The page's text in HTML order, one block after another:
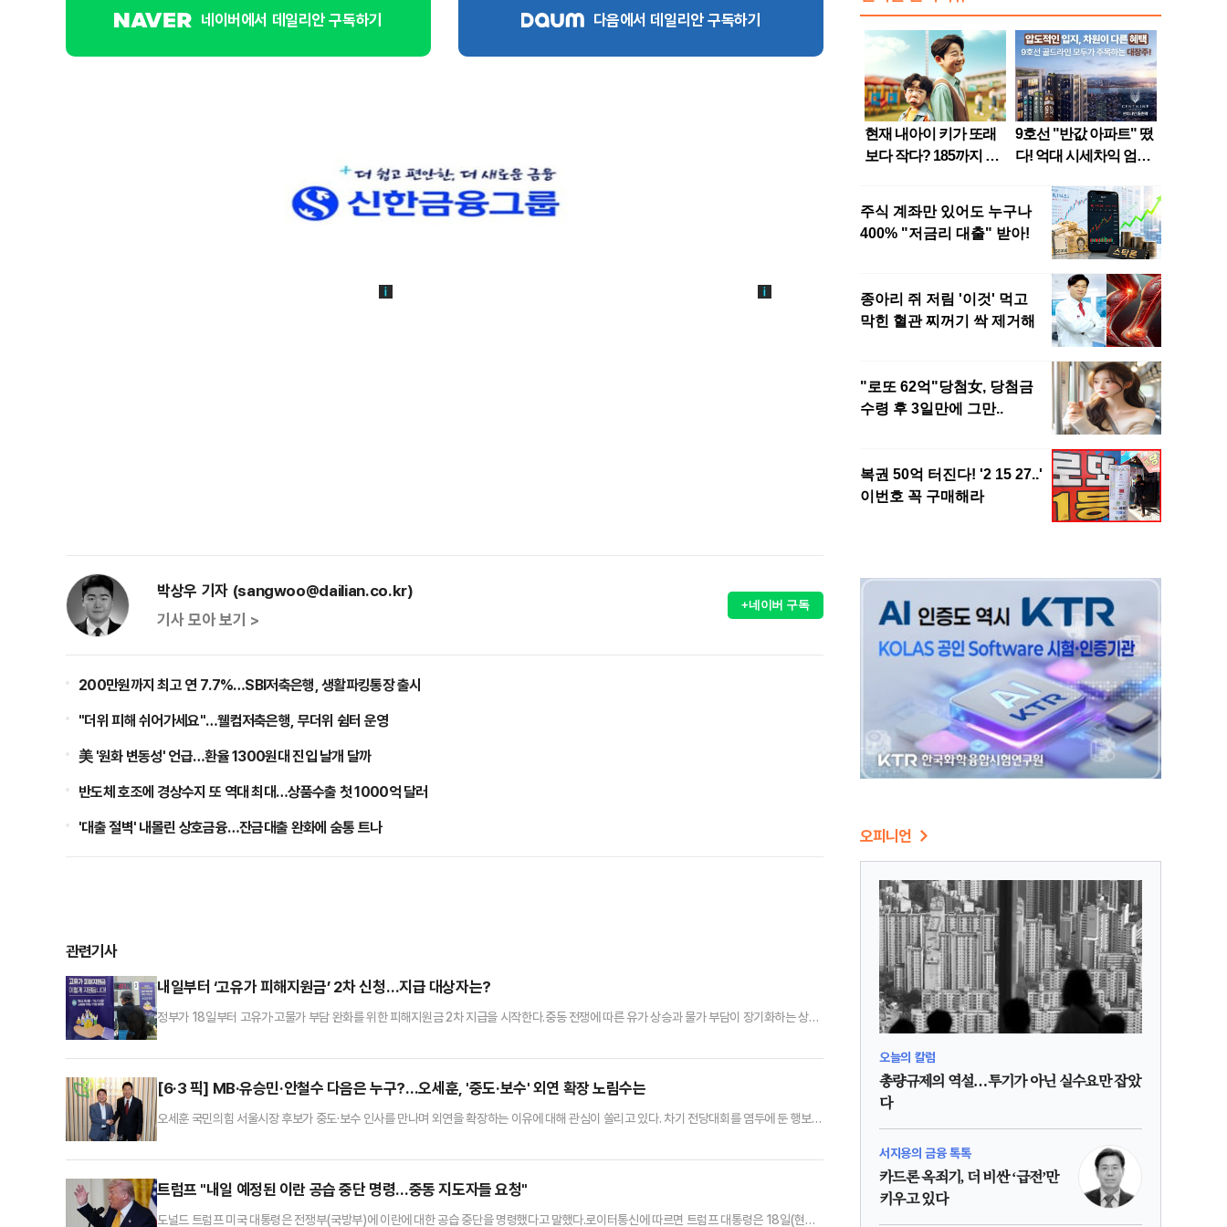
네이버에서 데일리안 구독하기 다음에서 데일리안 구독하기
박상우 기자 (sangwoo@dailian.co.kr)
기사 모아 보기 >
+네이버 구독
200만원까지 최고 연 7.7%…SBI저축은행, 생활파킹통장 출시
"더위 피해 쉬어가세요"…웰컴저축은행, 무더위 쉼터 운영
美 '원화 변동성' 언급…환율 1300원대 진입 날개 달까
반도체 호조에 경상수지 또 역대 최대…상품수출 첫 1000억 달러
'대출 절벽' 내몰린 상호금융…잔금대출 완화에 숨통 트나
관련기사
내일부터 ‘고유가 피해지원금’ 2차 신청…지급 대상자는?
정부가 18일부터 고유가·고물가 부담 완화를 위한 피해지원금 2차 지급을 시작한다.중동 전쟁에 따른 유가 상승과 물가 부담이 장기화하는 상황
다. 건강보험료 납부액을 기준으로 정해졌다.외벌이 가구 중 직장가입자는 ▲1인 가구 월 13만원 ▲2인 가구 14만 원 ▲3인 가구 26만원 ▲4
[6·3 픽] MB·유승민·안철수 다음은 누구?…오세훈, '중도·보수' 외연 확장 노림수는
오세훈 국민의힘 서울시장 후보가 중도·보수 인사를 만나며 외연을 확장하는 이유에 대해 관심이 쏠리고 있다. 차기 전당대회를 염두에 둔 행보라
보는 18일 서울 영등포구 청년취업사관학교 영등포캠퍼스에서 안철수 의원과 함께 '청년취업사관학교'(청취사) 수료생들을 만났다. 지난 14일
트럼프 "내일 예정된 이란 공습 중단 명령…중동 지도자들 요청"
도널드 트럼프 미국 대통령은 전쟁부(국방부)에 이란에 대한 공습 중단을 명령했다고 말했다.로이터통신에 따르면 트럼프 대통령은 18일(현지
오피니언
오늘의 칼럼
총량규제의 역설…투기가 아닌 실수요만 잡았
다
서지용의 금융 톡톡
카드론 옥죄기, 더 비싼 ‘급전’만
키우고 있다